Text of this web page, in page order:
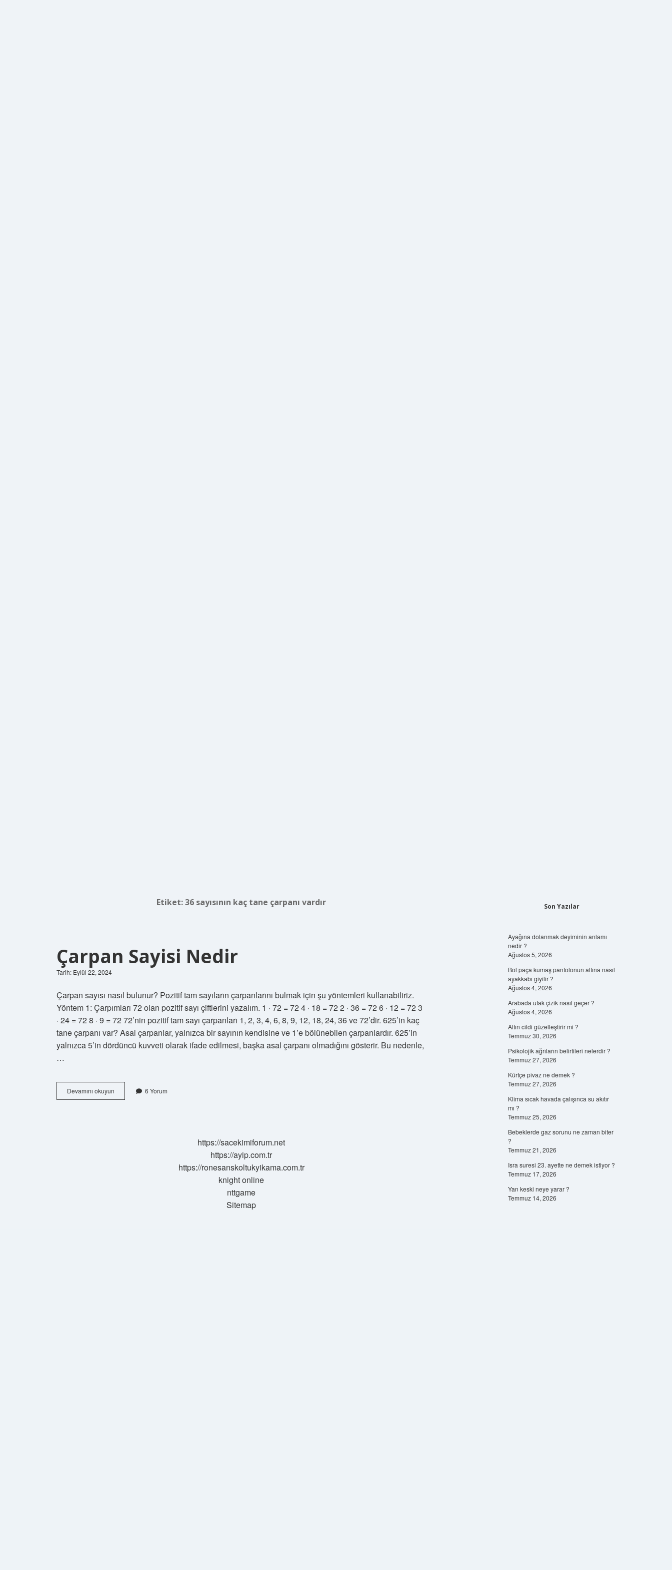
Etiket:36 sayısının kaç tane çarpanı vardır
Çarpan Sayisi Nedir
Tarih: Eylül 22, 2024
Çarpan sayısı nasıl bulunur? Pozitif tam sayıların çarpanlarını bulmak için şu yöntemleri kullanabiliriz.
Yöntem 1: Çarpımları 72 olan pozitif sayı çiftlerini yazalım. 1 · 72 = 72 4 · 18 = 72 2 · 36 = 72 6 · 12 = 72 3
· 24 = 72 8 · 9 = 72 72’nin pozitif tam sayı çarpanları 1, 2, 3, 4, 6, 8, 9, 12, 18, 24, 36 ve 72’dir. 625’in kaç
tane çarpanı var? Asal çarpanlar, yalnızca bir sayının kendisine ve 1’e bölünebilen çarpanlardır. 625’in
yalnızca 5’in dördüncü kuvveti olarak ifade edilmesi, başka asal çarpanı olmadığını gösterir. Bu nedenle,
…
Devamını okuyun
Sayisi
6 Yorum
https://sacekimiforum.net
https://ayip.com.tr
https://ronesanskoltukyikama.com.tr
knight online
nttgame
Sitemap
Son Yazılar
Ayağına dolanmak deyiminin anlamı
nedir ?
Ağustos 5, 2026
Bol paça kumaş pantolonun altına nasıl
ayakkabı giyilir ?
Ağustos 4, 2026
Arabada ufak çizik nasıl geçer ?
Ağustos 4, 2026
Altın cildi güzelleştirir mi ?
Temmuz 30, 2026
Psikolojik ağrıların belirtileri nelerdir ?
Temmuz 27, 2026
Kürtçe pivaz ne demek ?
Temmuz 27, 2026
Klima sıcak havada çalışınca su akıtır
mı ?
Temmuz 25, 2026
Bebeklerde gaz sorunu ne zaman biter
?
Temmuz 21, 2026
Isra suresi 23. ayette ne demek istiyor ?
Temmuz 17, 2026
Yan keski neye yarar ?
Temmuz 14, 2026